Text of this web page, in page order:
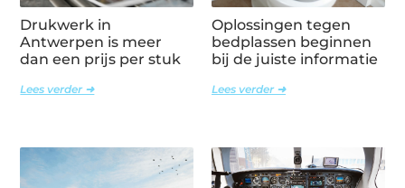
Drukwerk in
Antwerpen is meer
dan een prijs per stuk
Lees verder ➜
Oplossingen tegen
bedplassen beginnen
bij de juiste informatie
Lees verder ➜